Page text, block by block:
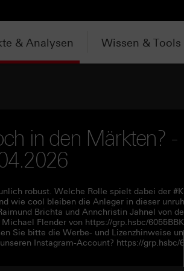
& Analysen Wissen & Tools
in den Märkten? -
robust. Welche Rolle spielt dabei der
wie cool bleiben die Anleger in dieser
Brichta und Annchristin Jahnel von
Flender von https://grp.hsbc/
Sie bitte die Werbe- und Lizenzhinweise
Instagram-Account? https://grp.hsbc/